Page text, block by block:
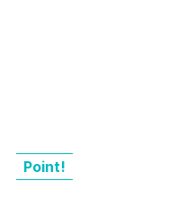
Point!